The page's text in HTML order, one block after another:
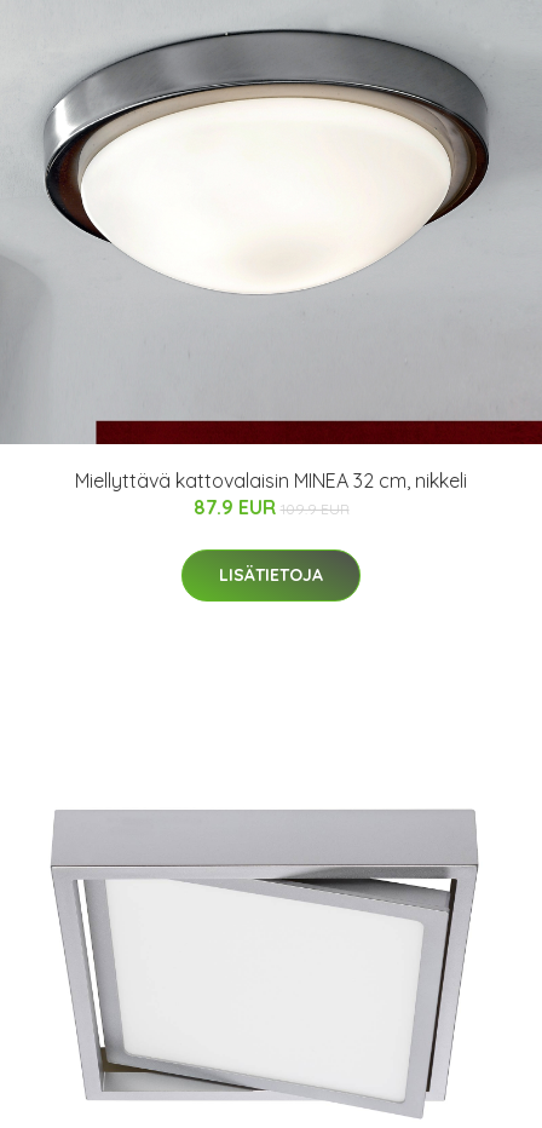
Miellyttävä kattovalaisin MINEA 32 cm, nikkeli
87.9 EUR 109.9 EUR
LISÄTIETOJA